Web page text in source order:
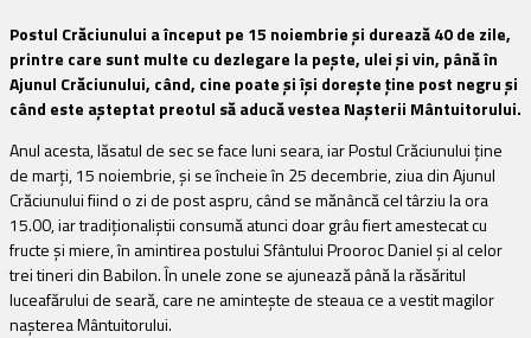
Postul Crăciunului a început pe 15 noiembrie și durează 40 de zile,
printre care sunt multe cu dezlegare la pește, ulei și vin, până în
Ajunul Crăciunului, când, cine poate și își dorește ține post negru și
când este așteptat preotul să aducă vestea Nașterii Mântuitorului.
Anul acesta, lăsatul de sec se face luni seara, iar Postul Crăciunului ține
de marți, 15 noiembrie, și se încheie în 25 decembrie, ziua din Ajunul
Crăciunului fiind o zi de post aspru, când se mănâncă cel târziu la ora
15.00, iar tradiționaliștii consumă atunci doar grâu fiert amestecat cu
fructe și miere, în amintirea postului Sfântului Prooroc Daniel și al celor
trei tineri din Babilon. În unele zone se ajunează până la răsăritul
luceafărului de seară, care ne amintește de steaua ce a vestit magilor
nașterea Mântuitorului.